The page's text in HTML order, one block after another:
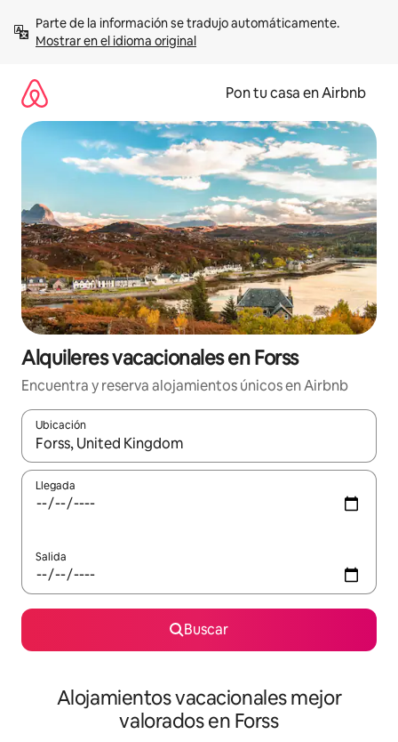
contenidoMostrar en el idioma original
Pon tu casa en Airbnb
Alquileres vacacionales en Forss
Encuentra y reserva alojamientos únicos en Airbnb
Ubicación
Cuando los resultados estén disponibles, navega con las
Llegada
Salida
Buscar
Alojamientos vacacionales mejor
valorados en Forss